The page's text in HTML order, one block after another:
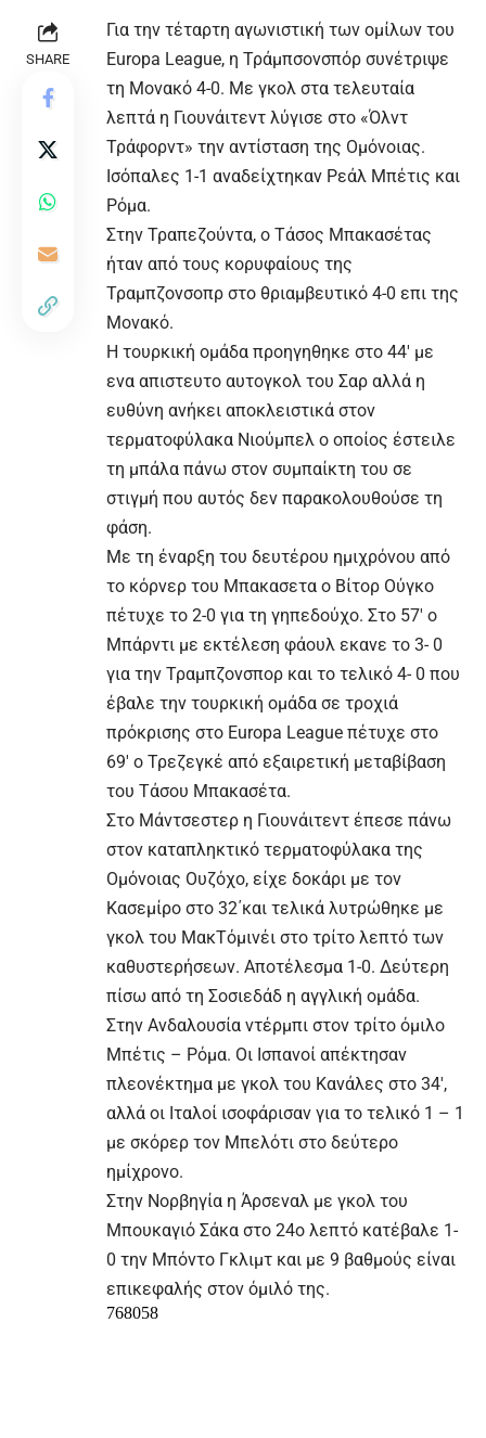
SHARE
Για την τέταρτη αγωνιστική των ομίλων του
Europa League, η Τράμπσονσπόρ συνέτριψε
τη Μονακό 4-0. Με γκολ στα τελευταία
λεπτά η Γιουνάιτεντ λύγισε στο «Όλντ
Τράφορντ» την αντίσταση της Ομόνοιας.
Ισόπαλες 1-1 αναδείχτηκαν Ρεάλ Μπέτις και
Ρόμα.
Στην Τραπεζούντα, ο Τάσος Μπακασέτας
ήταν από τους κορυφαίους της
Τραμπζονσοπρ στο θριαμβευτικό 4-0 επι της
Μονακό.
Η τουρκική ομάδα προηγηθηκε στο 44′ με
ενα απιστευτο αυτογκολ του Σαρ αλλά η
ευθύνη ανήκει αποκλειστικά στον
τερματοφύλακα Νιούμπελ ο οποίος έστειλε
τη μπάλα πάνω στον συμπαίκτη του σε
στιγμή που αυτός δεν παρακολουθούσε τη
φάση.
Με τη έναρξη του δευτέρου ημιχρόνου από
το κόρνερ του Μπακασετα ο Βίτορ Ούγκο
πέτυχε το 2-0 για τη γηπεδούχο. Στο 57′ ο
Μπάρντι με εκτέλεση φάουλ εκανε το 3- 0
για την Τραμπζονσπορ και το τελικό 4- 0 που
έβαλε την τουρκική ομάδα σε τροχιά
πρόκρισης στο Europa League πέτυχε στο
69′ ο Τρεζεγκέ από εξαιρετική μεταβίβαση
του Τάσου Μπακασέτα.
Στο Μάντσεστερ η Γιουνάιτεντ έπεσε πάνω
στον καταπληκτικό τερματοφύλακα της
Ομόνοιας Ουζόχο, είχε δοκάρι με τον
Κασεμίρο στο 32΄και τελικά λυτρώθηκε με
γκολ του ΜακΤόμινέι στο τρίτο λεπτό των
καθυστερήσεων. Αποτέλεσμα 1-0. Δεύτερη
πίσω από τη Σοσιεδάδ η αγγλική ομάδα.
Στην Ανδαλουσία ντέρμπι στον τρίτο όμιλο
Μπέτις – Ρόμα. Οι Ισπανοί απέκτησαν
πλεονέκτημα με γκολ του Κανάλες στο 34′,
αλλά οι Ιταλοί ισοφάρισαν για το τελικό 1 – 1
με σκόρερ τον Μπελότι στο δεύτερο
ημίχρονο.
Στην Νορβηγία η Άρσεναλ με γκολ του
Μπουκαγιό Σάκα στο 24ο λεπτό κατέβαλε 1-
0 την Μπόντο Γκλιμτ και με 9 βαθμούς είναι
επικεφαλής στον όμιλό της.